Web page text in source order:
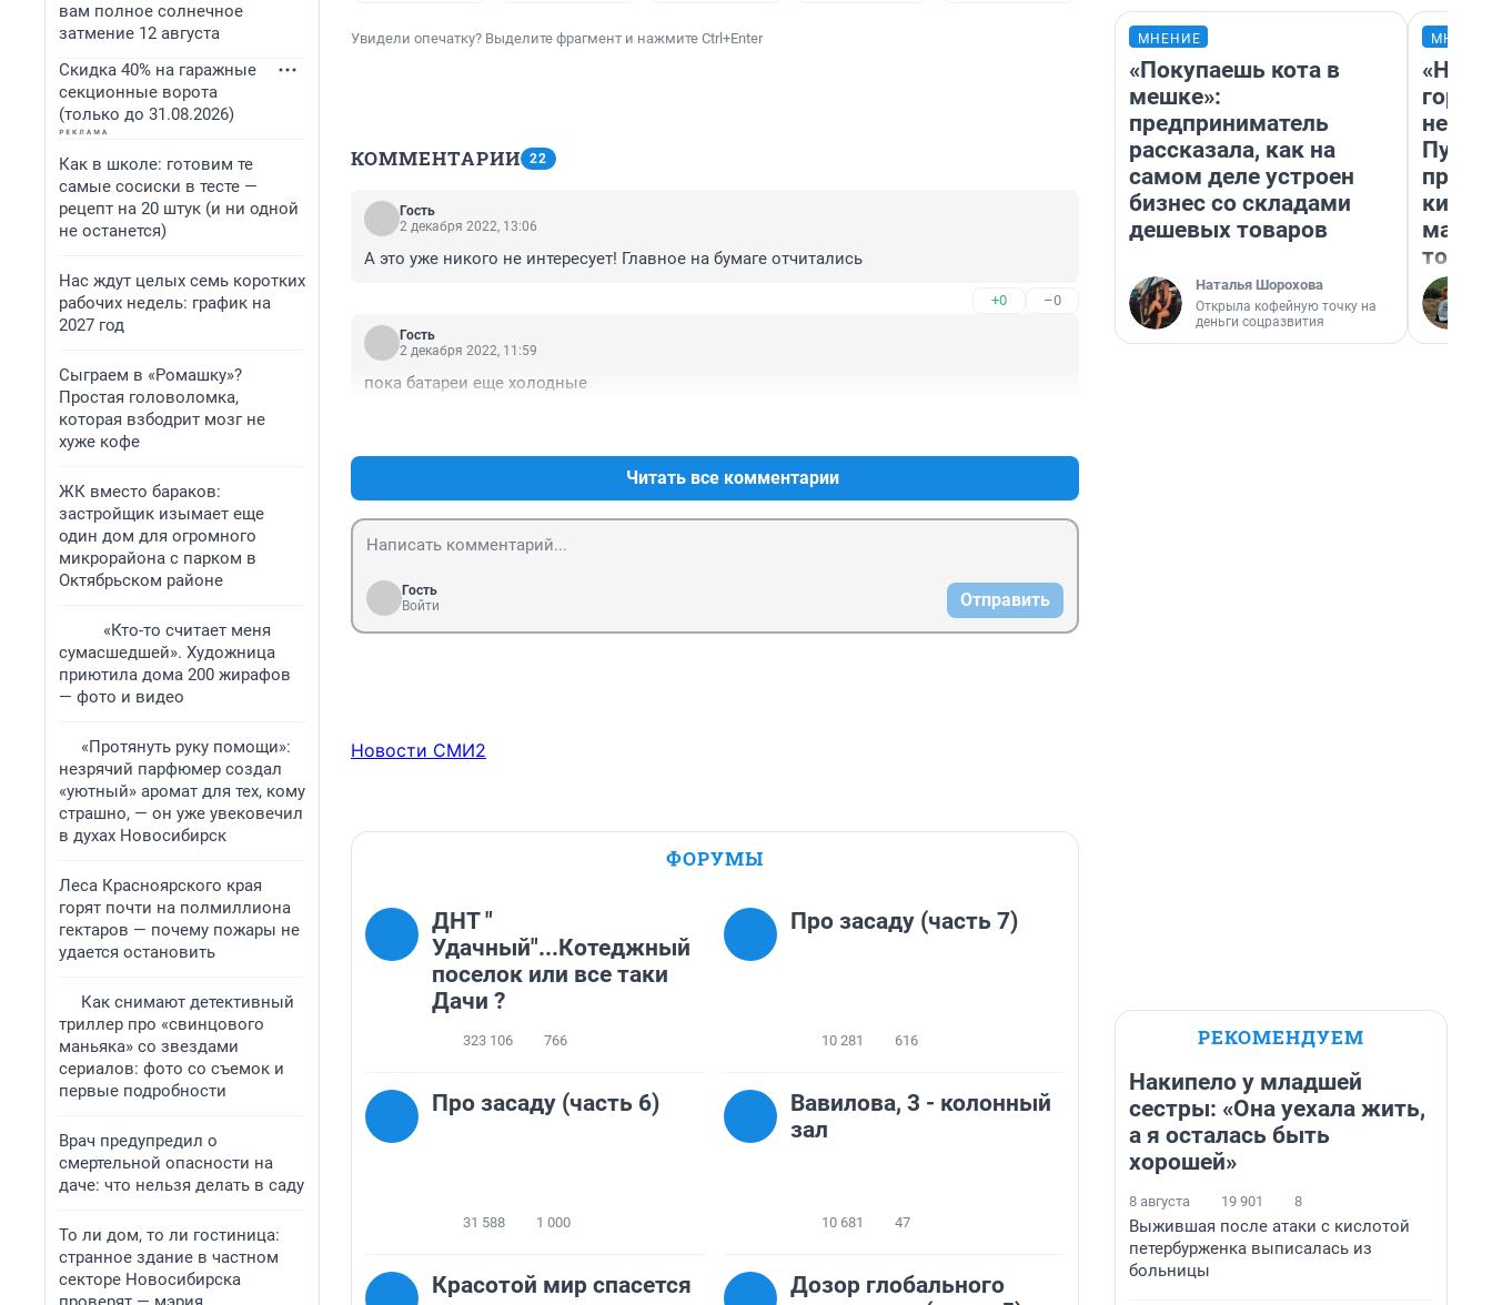
вам полное солнечное
затмение 12 августа
Скидка 40% на гаражные
секционные ворота
(только до 31.08.2026)
Как в школе: готовим те
самые сосиски в тесте —
рецепт на 20 штук (и ни одной
не останется)
Нас ждут целых семь коротких
рабочих недель: график на
2027 год
Сыграем в «Ромашку»?
Простая головоломка,
которая взбодрит мозг не
хуже кофе
ЖК вместо бараков:
застройщик изымает еще
один дом для огромного
микрорайона с парком в
Октябрьском районе
«Кто-то считает меня
сумасшедшей». Художница
приютила дома 200 жирафов
— фото и видео
«Протянуть руку помощи»:
незрячий парфюмер создал
«уютный» аромат для тех, кому
страшно, — он уже увековечил
в духах Новосибирск
Леса Красноярского края
горят почти на полмиллиона
гектаров — почему пожары не
удается остановить
Как снимают детективный
триллер про «свинцового
маньяка» со звездами
сериалов: фото со съемок и
первые подробности
Врач предупредил о
смертельной опасности на
даче: что нельзя делать в саду
То ли дом, то ли гостиница:
странное здание в частном
секторе Новосибирска
Увидели опечатку? Выделите фрагмент и нажмите Ctrl+Enter
КОММЕНТАРИИ 22
Гость
2 декабря 2022, 13:06
А это уже никого не интересует! Главное на бумаге отчитались
+0 –0
Гость
2 декабря 2022, 11:59
пока батареи еще холодные
Читать все комментарии
Гость
Войти
Отправить
Новости СМИ2
ФОРУМЫ
ДНТ "
Удачный"...Котеджный
поселок или все таки
Дачи ?
323 106 766
Про засаду (часть 7)
10 281 616
Про засаду (часть 6)
31 588 1 000
Вавилова, 3 - колонный
зал
10 681 47
Красотой мир спасется
Дозор глобального
МНЕНИЕ
«Покупаешь кота в
мешке»:
предприниматель
рассказала, как на
самом деле устроен
бизнес со складами
дешевых товаров
Наталья Шорохова
Открыла кофейную точку на
деньги соцразвития
«Нет
того
РЕКОМЕНДУЕМ
Накипело у младшей
сестры: «Она уехала жить,
а я осталась быть
хорошей»
8 августа 19 901 8
Выжившая после атаки с кислотой
петербурженка выписалась из
больницы